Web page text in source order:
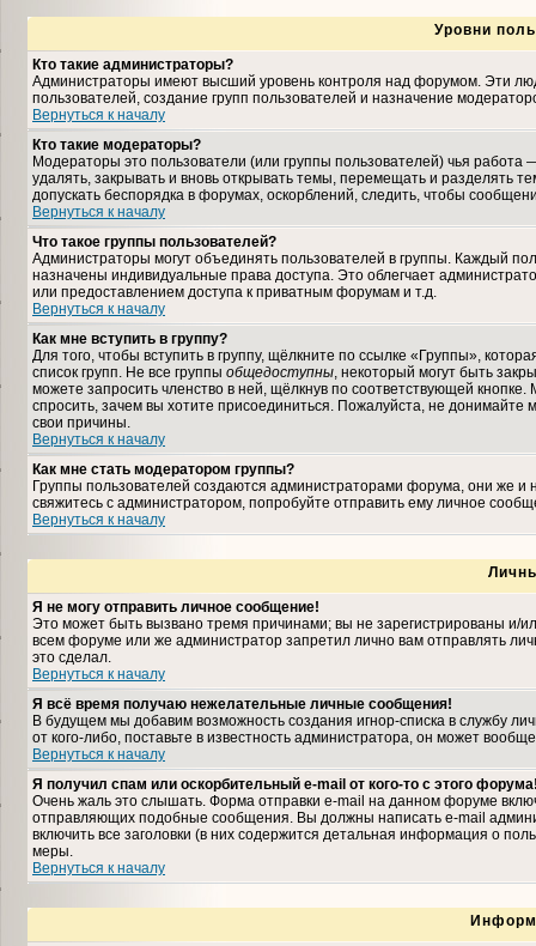
Уровни
Кто такие администраторы?
Администраторы имеют высший уровень контроля над форумом. Эти
пользователей, создание групп пользователей и назначение
Вернуться к началу
Кто такие модераторы?
Модераторы это пользователи (или группы пользователей) чья
удалять, закрывать и вновь открывать темы, перемещать и разделять
допускать беспорядка в форумах, оскорблений, следить, чтобы
Вернуться к началу
Что такое группы пользователей?
Администраторы могут объединять пользователей в группы. Каждый
назначены индивидуальные права доступа. Это облегчает
или предоставлением доступа к приватным форумам и т.д.
Вернуться к началу
Как мне вступить в группу?
Для того, чтобы вступить в группу, щёлкните по ссылке «Группы»,
список групп. Не все группы общедоступны, некоторый могут быть
можете запросить членство в ней, щёлкнув по соответствующей
спросить, зачем вы хотите присоединиться. Пожалуйста, не
свои причины.
Вернуться к началу
Как мне стать модератором группы?
Группы пользователей создаются администраторами форума, они же и
свяжитесь с администратором, попробуйте отправить ему личное
Вернуться к началу
Я не могу отправить личное сообщение!
Это может быть вызвано тремя причинами; вы не зарегистрированы
всем форуме или же администратор запретил лично вам отправлять
это сделал.
Вернуться к началу
Я всё время получаю нежелательные личные сообщения!
В будущем мы добавим возможность создания игнор-списка в службу
от кого-либо, поставьте в известность администратора, он может
Вернуться к началу
Я получил спам или оскорбительный e-mail от кого-то с этого
Очень жаль это слышать. Форма отправки e-mail на данном форуме
отправляющих подобные сообщения. Вы должны написать e-mail
включить все заголовки (в них содержится детальная информация о
меры.
Вернуться к началу